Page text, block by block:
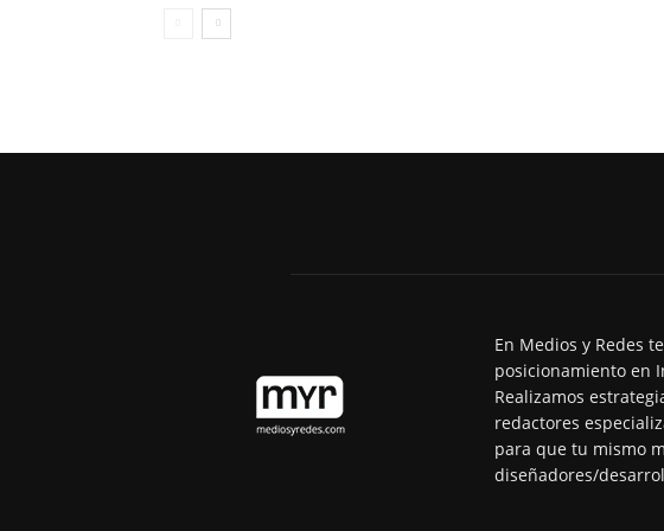
En Medios y Redes
posicionamiento en
Realizamos
redactores
para que tu mismo
diseñadores/